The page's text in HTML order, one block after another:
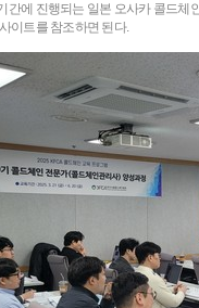
간에 진행되는 일본 오사카 콜드체
이트를 참조하면 된다.